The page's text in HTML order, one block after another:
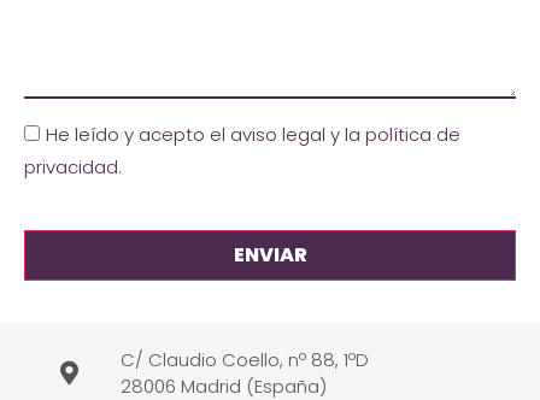
He leído y acepto el aviso legal y la política de
privacidad.
C/ Claudio Coello, nº 88, 1ºD
28006 Madrid (España)